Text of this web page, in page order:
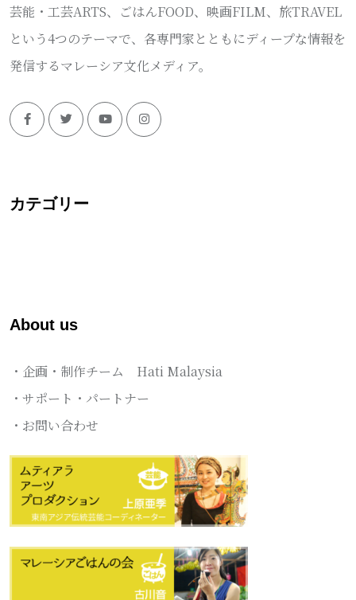
芸能・工芸ARTS、ごはんFOOD、映画FILM、旅TRAVEL
という4つのテーマで、各専門家とともにディープな情報を
発信するマレーシア文化メディア。
カテゴリー
About us
・企画・制作チーム Hati Malaysia
・サポート・パートナー
・お問い合わせ